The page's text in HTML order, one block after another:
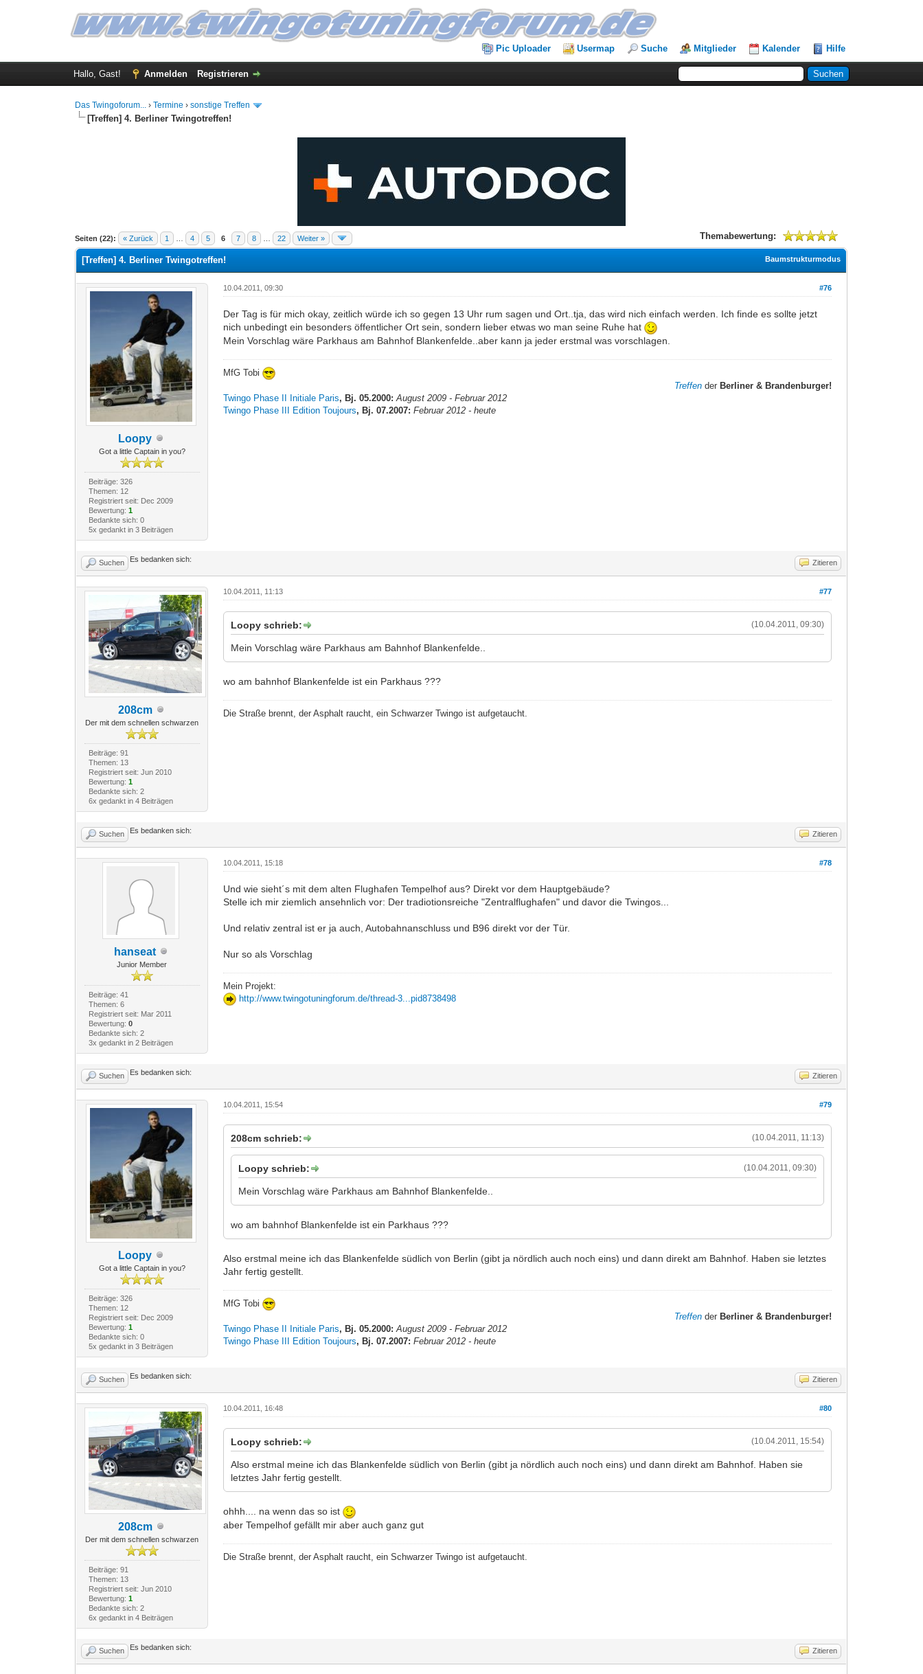
Pic Uploader Usermap Suche Mitglieder Kalender Hilfe
Hallo, Gast! Anmelden Registrieren
Das Twingoforum... ›Termine ›sonstige Treffen
[Treffen] 4. Berliner Twingotreffen!
Seiten (22): « Zurück 1 4 5 6 7 8 22 Weiter » Themabewertung:
3 Bewertung(en) - 5 im Durchschnitt
1
2
3
4
5
Baumstrukturmodus
[Treffen] 4. Berliner Twingotreffen!
Loopy
Got a little Captain in you?
Beiträge: 326
Themen: 12
Registriert seit: Dec 2009
Bewertung: 1
Bedankte sich: 0
5x gedankt in 3 Beiträgen
#76
10.04.2011, 09:30
Der Tag is für mich okay, zeitlich würde ich so gegen 13 Uhr rum sagen und Ort..tja, das wird nich einfach werden. Ich finde es sollte jetzt
nich unbedingt ein besonders öffentlicher Ort sein, sondern lieber etwas wo man seine Ruhe hat
Mein Vorschlag wäre Parkhaus am Bahnhof Blankenfelde..aber kann ja jeder erstmal was vorschlagen.
MfG Tobi
Treffen derBerliner & Brandenburger!
Twingo Phase II Initiale Paris, Bj. 05.2000: August 2009 - Februar 2012
Twingo Phase III Edition Toujours, Bj. 07.2007: Februar 2012 - heute
Suchen Zitieren
Es bedanken sich:
208cm
Der mit dem schnellen schwarzen
Beiträge: 91
Themen: 13
Registriert seit: Jun 2010
Bewertung: 1
Bedankte sich: 2
6x gedankt in 4 Beiträgen
#77
10.04.2011, 11:13
(10.04.2011, 09:30)
Loopy schrieb:
Mein Vorschlag wäre Parkhaus am Bahnhof Blankenfelde..
wo am bahnhof Blankenfelde ist ein Parkhaus ???
Die Straße brennt, der Asphalt raucht, ein Schwarzer Twingo ist aufgetaucht.
Suchen Zitieren
Es bedanken sich:
hanseat
Junior Member
Beiträge: 41
Themen: 6
Registriert seit: Mar 2011
Bewertung: 0
Bedankte sich: 2
3x gedankt in 2 Beiträgen
#78
10.04.2011, 15:18
Und wie sieht´s mit dem alten Flughafen Tempelhof aus? Direkt vor dem Hauptgebäude?
Stelle ich mir ziemlich ansehnlich vor: Der tradiotionsreiche "Zentralflughafen" und davor die Twingos...
Und relativ zentral ist er ja auch, Autobahnanschluss und B96 direkt vor der Tür.
Nur so als Vorschlag
Mein Projekt:
http://www.twingotuningforum.de/thread-3...pid8738498
Suchen Zitieren
Es bedanken sich:
Loopy
Got a little Captain in you?
Beiträge: 326
Themen: 12
Registriert seit: Dec 2009
Bewertung: 1
Bedankte sich: 0
5x gedankt in 3 Beiträgen
#79
10.04.2011, 15:54
(10.04.2011, 11:13)
208cm schrieb:
(10.04.2011, 09:30)
Loopy schrieb:
Mein Vorschlag wäre Parkhaus am Bahnhof Blankenfelde..
wo am bahnhof Blankenfelde ist ein Parkhaus ???
Also erstmal meine ich das Blankenfelde südlich von Berlin (gibt ja nördlich auch noch eins) und dann direkt am Bahnhof. Haben sie letztes
Jahr fertig gestellt.
MfG Tobi
Treffen der Berliner & Brandenburger!
Twingo Phase II Initiale Paris, Bj. 05.2000: August 2009 - Februar 2012
Twingo Phase III Edition Toujours, Bj. 07.2007: Februar 2012 - heute
Suchen Zitieren
Es bedanken sich:
208cm
Der mit dem schnellen schwarzen
Beiträge: 91
Themen: 13
Registriert seit: Jun 2010
Bewertung: 1
Bedankte sich: 2
6x gedankt in 4 Beiträgen
#80
10.04.2011, 16:48
(10.04.2011, 15:54)
Loopy schrieb:
Also erstmal meine ich das Blankenfelde südlich von Berlin (gibt ja nördlich auch noch eins) und dann direkt am Bahnhof. Haben sie
letztes Jahr fertig gestellt.
ohhh.... na wenn das so ist
aber Tempelhof gefällt mir aber auch ganz gut
Die Straße brennt, der Asphalt raucht, ein Schwarzer Twingo ist aufgetaucht.
Suchen Zitieren
Es bedanken sich: